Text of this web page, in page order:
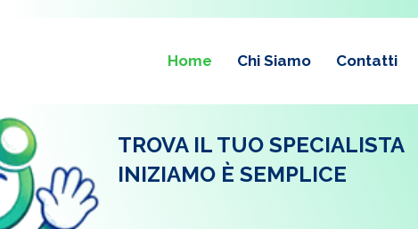
Home Chi Siamo Contatti
TROVA IL TUO SPECIALISTA
INIZIAMO È SEMPLICE